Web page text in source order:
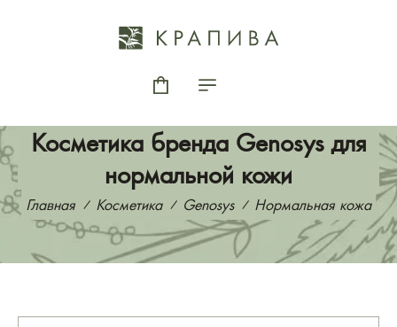
Косметика бренда Genosys для
нормальной кожи
Главная Косметика Genosys Нормальная кожа